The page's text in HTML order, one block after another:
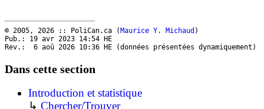
© 2005, 2026 :: PoliCan.ca (Maurice Y. Michaud )
Pub.: 19 avr 2023 14:54 HE
Rev.: 6 aoû 2026 10:36 HE (données présentées dynamiquement)
Dans cette section
Introduction et statistique
↳ Chercher/Trouver